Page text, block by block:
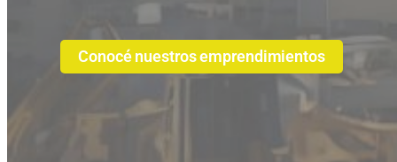
Conocé nuestros emprendimientos